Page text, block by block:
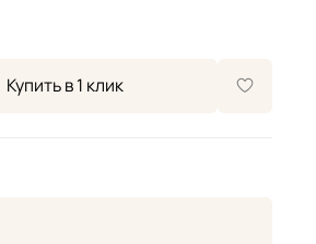
Купить в 1 клик